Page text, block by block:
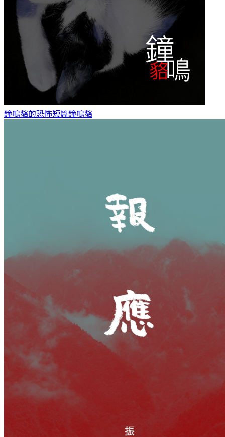
鐘鳴貉的恐怖短篇鐘鳴貉